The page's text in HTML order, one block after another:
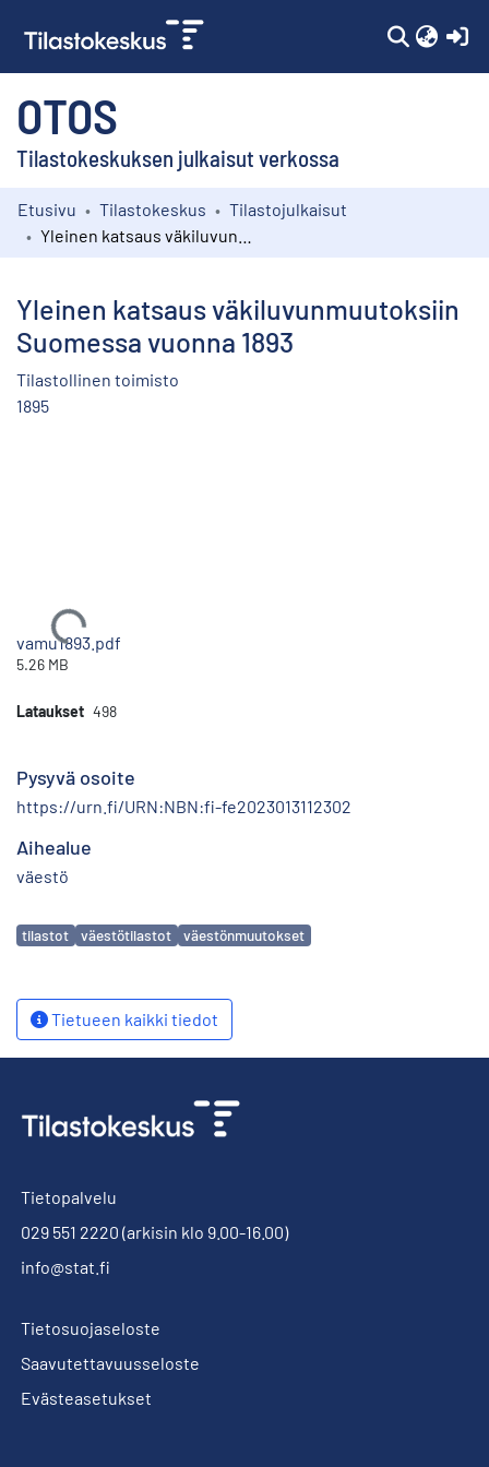
OTOS
Tilastokeskuksen julkaisut verkossa
Kokoelmat
Etusivu Tilastokeskus
Tilastojulkaisut
Yleinen katsaus väkiluvunmuutoksiin
Suomessa vuonna 1893
Tilastollinen toimisto
1895
Ladataan...
vamu1893.pdf
5.26 MB
Lataukset 498
Pysyvä osoite
https://urn.fi/URN:NBN:fi-fe2023013112302
Aihealue
väestö
Avainsanat
tilastot väestötilastot väestönmuutokset
Tietueen kaikki tiedot
Tietopalvelu
029 551 2220 (arkisin klo 9.00-16.00)
info@stat.fi
Tietosuojaseloste
Saavutettavuusseloste
Evästeasetukset